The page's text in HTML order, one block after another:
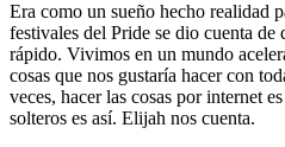
Era como un sueño hecho realidad
festivales del Pride se dio cuenta
rápido. Vivimos en un mundo
cosas que nos gustaría hacer con
veces, hacer las cosas por internet
solteros es así. Elijah nos cuenta.